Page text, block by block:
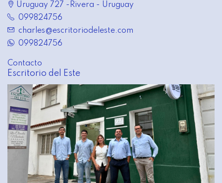
Uruguay 727 -Rivera - Uruguay
099824756
charles@escritoriodeleste.com
099824756
Contacto
Escritorio del Este